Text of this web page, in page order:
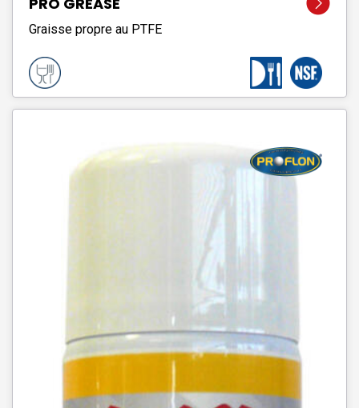
Graisse propre au PTFE